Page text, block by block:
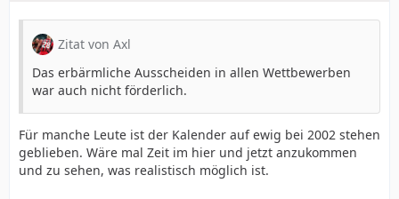
Zitat von Axl
Das erbärmliche Ausscheiden in allen Wettbewerben
war auch nicht förderlich.
Für manche Leute ist der Kalender auf ewig bei 2002 stehen
geblieben. Wäre mal Zeit im hier und jetzt anzukommen
und zu sehen, was realistisch möglich ist.